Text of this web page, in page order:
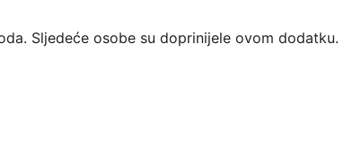
Sljedeće osobe su doprinijele ovom dodatku.